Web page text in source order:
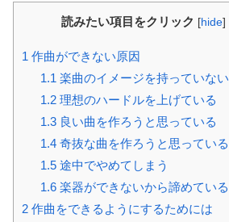
読みたい項目をクリック [hide]
1 作曲ができない原因
1.1 楽曲のイメージを持っていない
1.2理想のハードルを上げている
1.3良い曲を作ろうと思っている
1.4奇抜な曲を作ろうと思っている
1.5途中でやめてしまう
1.6楽器ができないから諦めている
2 作曲をできるようにするためには